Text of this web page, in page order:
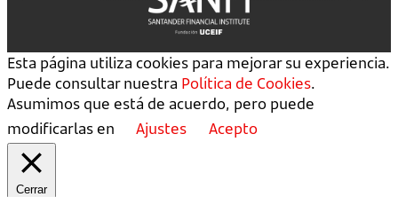
Esta página utiliza cookies para mejorar su experiencia.
Puede consultar nuestra Política de Cookies.
Asumimos que está de acuerdo, pero puede
modificarlas en
Ajustes Acepto
Cerrar